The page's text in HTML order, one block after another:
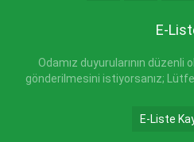
E-
Odamız duyurularının düzenli
gönderilmesini istiyorsanız;
E-Liste